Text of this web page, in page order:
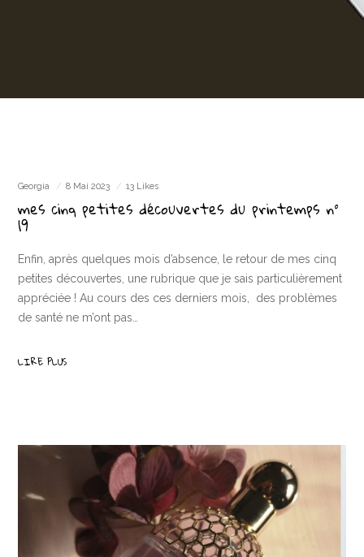
Georgia 8 Mai 2023 13 Likes
mes cinq petites découvertes du printemps n°
19
Enfin, après quelques mois d’absence, le retour de mes cinq
petites découvertes, une rubrique que je sais particulièrement
appréciée ! Au cours des ces derniers mois, des problèmes
de santé ne m’ont pas…
LIRE PLUS